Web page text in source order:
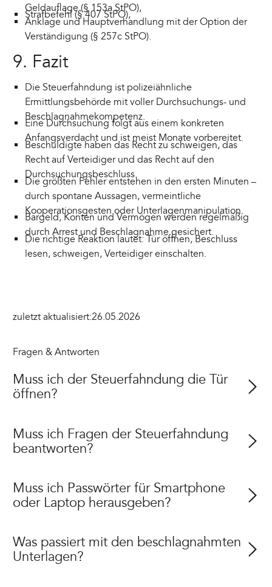
Geldauflage (§ 153a StPO),
Strafbefehl (§ 407 StPO),
Anklage und Hauptverhandlung mit der Option der
Verständigung (§ 257c StPO).
9. Fazit
Die Steuerfahndung ist polizeiähnliche
Ermittlungsbehörde mit voller Durchsuchungs- und
Beschlagnahmekompetenz.
Eine Durchsuchung folgt aus einem konkreten
Anfangsverdacht und ist meist Monate vorbereitet.
Beschuldigte haben das Recht zu schweigen, das
Recht auf Verteidiger und das Recht auf den
Durchsuchungsbeschluss.
Die größten Fehler entstehen in den ersten Minuten –
durch spontane Aussagen, vermeintliche
Kooperationsgesten oder Unterlagenmanipulation.
Bargeld, Konten und Vermögen werden regelmäßig
durch Arrest und Beschlagnahme gesichert.
Die richtige Reaktion lautet: Tür öffnen, Beschluss
lesen, schweigen, Verteidiger einschalten.
zuletzt aktualisiert:26.05.2026
Fragen & Antworten
Muss ich der Steuerfahndung die Tür
öffnen?
Muss ich Fragen der Steuerfahndung
beantworten?
Muss ich Passwörter für Smartphone
oder Laptop herausgeben?
Was passiert mit den beschlagnahmten
Unterlagen?